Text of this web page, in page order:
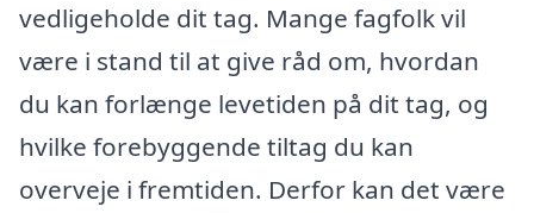
vedligeholde dit tag. Mange fagfolk vil
være i stand til at give råd om, hvordan
du kan forlænge levetiden på dit tag, og
hvilke forebyggende tiltag du kan
overveje i fremtiden. Derfor kan det være